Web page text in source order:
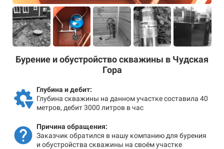
Бурение и обустройство скважины в Чудская
Гора
Глубина и дебит:
Глубина скважины на данном участке составила 40
метров, дебит 3000 литров в час
Причина обращения:
Заказчик обратился в нашу компанию для бурения
и обустройства скважины на своём участке